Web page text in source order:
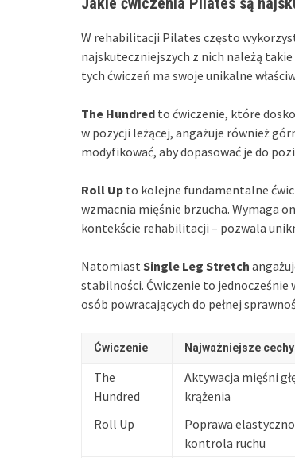
W rehabilitacji Pilates często
najskuteczniejszych z nich należą
tych ćwiczeń ma swoje unikalne
The Hundred to ćwiczenie, które
w pozycji leżącej, angażuje również
modyfikować, aby dopasować je do
Roll Up to kolejne fundamentalne
wzmacnia mięśnie brzucha. Wymaga
kontekście rehabilitacji – pozwala
Natomiast Single Leg Stretch
stabilności. Ćwiczenie to jednocześnie
osób powracających do pełnej
Ćwiczenie Najważniejsze cechy
The
Hundred
Aktywacja mięśni
krążenia
Roll Up
Poprawa
kontrola ruchu